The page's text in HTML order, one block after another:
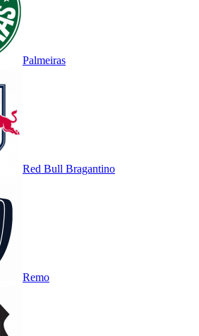
Palmeiras
Red Bull Bragantino
Remo